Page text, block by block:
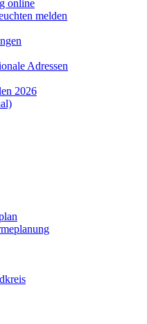
online
melden
Adressen
2026